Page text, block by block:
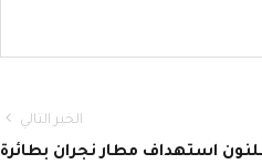
الخبر التالي
استهداف مطار نجران بطائرة